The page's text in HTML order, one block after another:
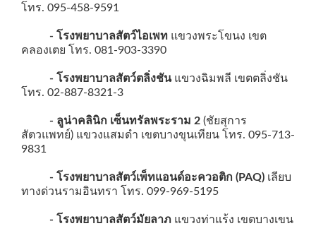
โทร. 095-458-9591
- โรงพยาบาลสัตว์ไอเพท แขวงพระโขนง เขต
คลองเตย โทร. 081-903-3390
- โรงพยาบาลสัตว์ตลิ่งชันแขวงฉิมพลี เขตตลิ่งชัน
โทร. 02-887-8321-3
- ลูน่าคลินิก เซ็นทรัลพระราม 2 (ชัยสุการ
สัตวแพทย์) แขวงแสมดำ เขตบางขุนเทียน โทร. 095-713-
9831
- โรงพยาบาลสัตว์เพ็ทแอนด์อะควอติก (PAQ) เลียบ
ทางด่วนรามอินทรา โทร. 099-969-5195
- โรงพยาบาลสัตว์มัยลาภ แขวงท่าแร้ง เขตบางเขน